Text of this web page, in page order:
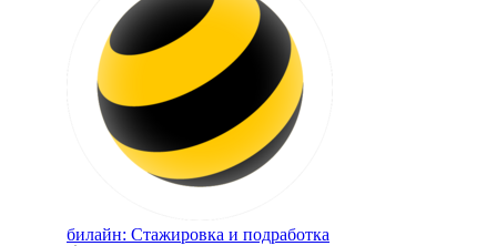
билайн: Стажировка и подработка